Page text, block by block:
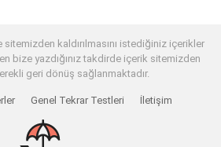
kaldırılmasını istediğiniz içerikler
bize yazdığınız takdirde içerik sitemizden
geri dönüş sağlanmaktadır.
Genel Tekrar Testleri İletişim